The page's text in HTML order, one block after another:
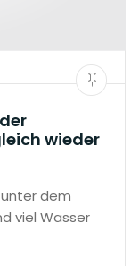
wieder
dem
viel Wasser